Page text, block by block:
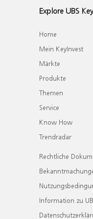
Explore UBS
Home
Mein KeyInvest
Märkte
Produkte
Themen
Service
Know How
Trendradar
Rechtliche
Information zu